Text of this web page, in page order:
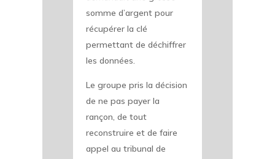
somme d’argent pour
récupérer la clé
permettant de déchiffrer
les données.
Le groupe pris la décision
de ne pas payer la
rançon, de tout
reconstruire et de faire
appel au tribunal de